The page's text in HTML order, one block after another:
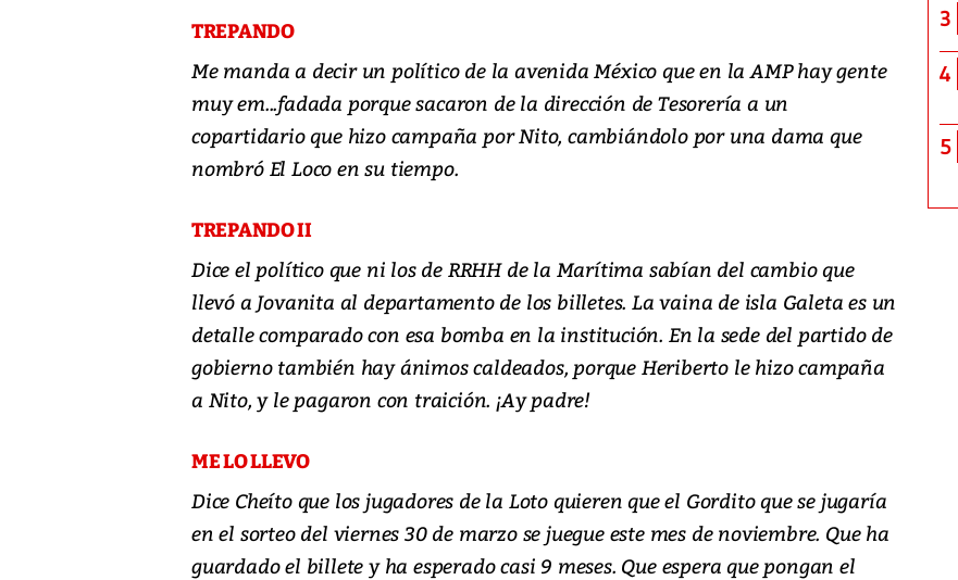
TREPANDO
Me manda a decir un político de la avenida México que en la AMP hay gente
muy em...fadada porque sacaron de la dirección de Tesorería a un
copartidario que hizo campaña por Nito, cambiándolo por una dama que
nombró El Loco en su tiempo.
TREPANDO II
Dice el político que ni los de RRHH de la Marítima sabían del cambio que
llevó a Jovanita al departamento de los billetes. La vaina de isla Galeta es un
detalle comparado con esa bomba en la institución. En la sede del partido de
gobierno también hay ánimos caldeados, porque Heriberto le hizo campaña
a Nito, y le pagaron con traición. ¡Ay padre!
ME LO LLEVO
Dice Cheíto que los jugadores de la Loto quieren que el Gordito que se jugaría
en el sorteo del viernes 30 de marzo se juegue este mes de noviembre. Que ha
guardado el billete y ha esperado casi 9 meses. Que espera que pongan el
3
4
5